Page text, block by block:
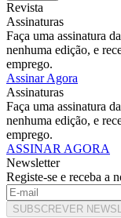
Revista
Assinaturas
Faça uma assinatura
nenhuma edição, e
emprego.
Assinar Agora
Assinaturas
Faça uma assinatura
nenhuma edição, e
emprego.
ASSINAR AGORA
Newsletter
Registe-se e receba a
SUBSCREVER